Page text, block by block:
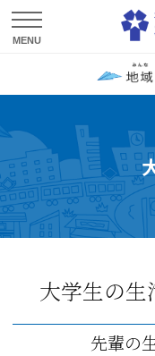
大学生の生
先輩の